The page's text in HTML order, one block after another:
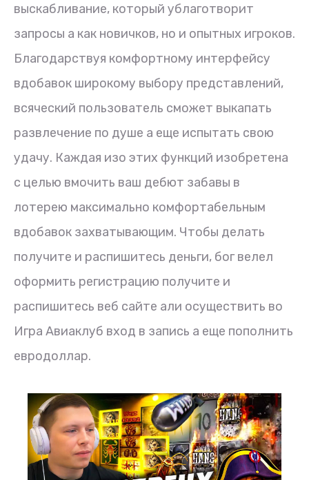
выскабливание, который ублаготворит
запросы а как новичков, но и опытных игроков.
Благодарствуя комфортному интерфейсу
вдобавок широкому выбору представлений,
всяческий пользователь сможет выкапать
развлечение по душе а еще испытать свою
удачу. Каждая изо этих функций изобретена
с целью вмочить ваш дебют забавы в
лотерею максимально комфортабельным
вдобавок захватывающим. Чтобы делать
получите и распишитесь деньги, бог велел
оформить регистрацию получите и
распишитесь веб сайте али осуществить во
Игра Авиаклуб вход в запись а еще пополнить
евродоллар.